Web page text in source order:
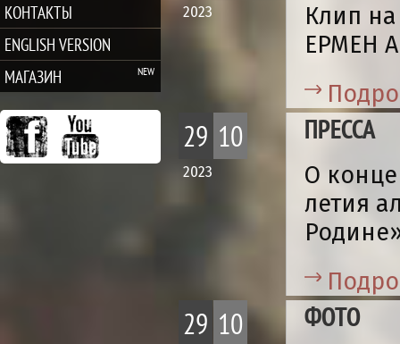
КОНТАКТЫ
ENGLISH VERSION
МАГАЗИН
2023
Клип
ЕРМЕН
29 10
2023
ПРЕССА
О
летия
29 10 ФОТО